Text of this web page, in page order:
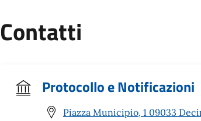
Contatti
Protocollo e Notificazioni
Piazza Municipio, 1 09033